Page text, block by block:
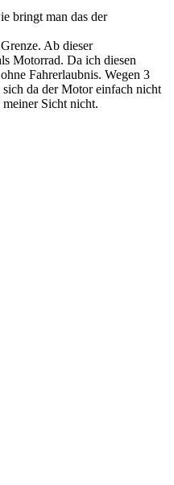
bringt man das der
Ab dieser
Motorrad. Da ich diesen
Fahrerlaubnis. Wegen 3
da der Motor einfach nicht
meiner Sicht nicht.